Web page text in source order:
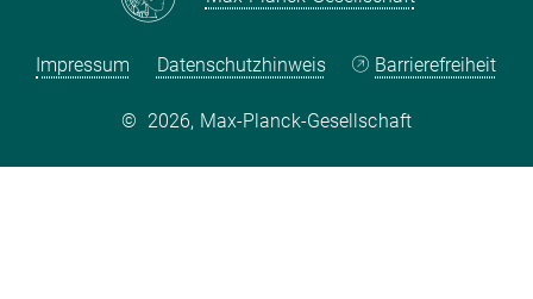
Impressum Datenschutzhinweis Barrierefreiheit
© 2026, Max-Planck-Gesellschaft